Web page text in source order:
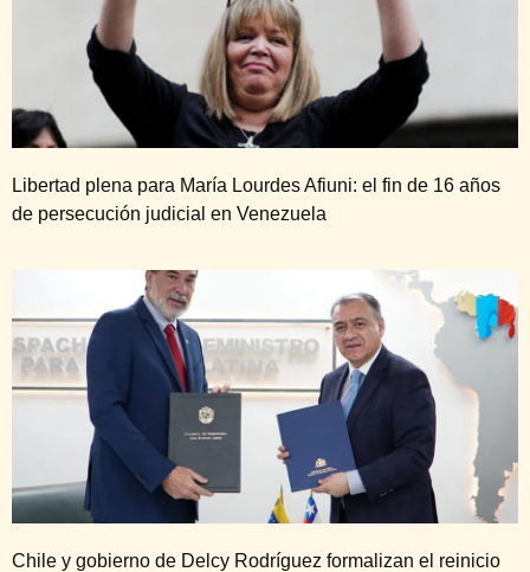
Libertad plena para María Lourdes Afiuni: el fin de 16 años
de persecución judicial en Venezuela
Chile y gobierno de Delcy Rodríguez formalizan el reinicio